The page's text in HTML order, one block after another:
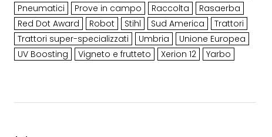
Pneumatici
Prove in campo Raccolta
Rasaerba
Red Dot Award
Robot Stihl Sud America
Trattori
Trattori super-specializzati
Umbria
Unione Europea
UV Boosting
Vigneto e frutteto Xerion 12 Yarbo